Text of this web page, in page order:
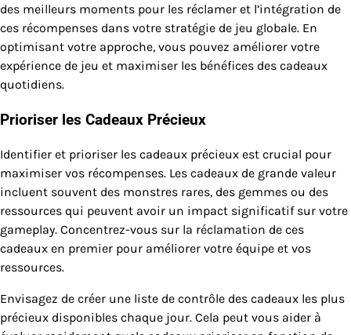
des meilleurs moments pour les réclamer et l’intégration de
ces récompenses dans votre stratégie de jeu globale. En
optimisant votre approche, vous pouvez améliorer votre
expérience de jeu et maximiser les bénéfices des cadeaux
quotidiens.
Prioriser les Cadeaux Précieux
Identifier et prioriser les cadeaux précieux est crucial pour
maximiser vos récompenses. Les cadeaux de grande valeur
incluent souvent des monstres rares, des gemmes ou des
ressources qui peuvent avoir un impact significatif sur votre
gameplay. Concentrez-vous sur la réclamation de ces
cadeaux en premier pour améliorer votre équipe et vos
ressources.
Envisagez de créer une liste de contrôle des cadeaux les plus
précieux disponibles chaque jour. Cela peut vous aider à